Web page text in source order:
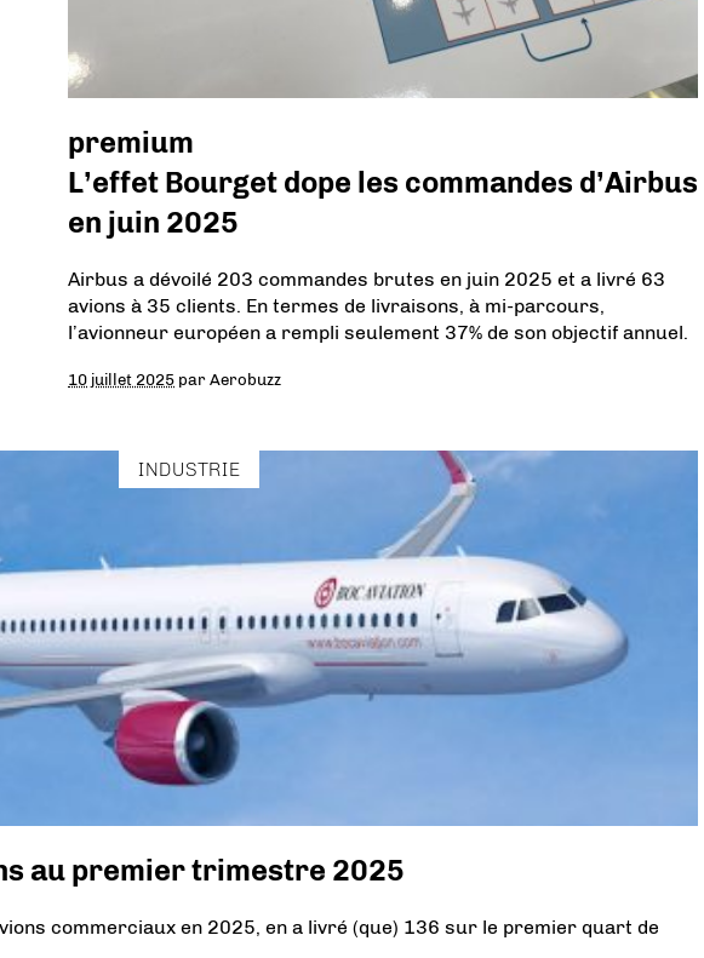
premium
L’effet Bourget dope les commandes d’Airbus
en juin 2025
Airbus a dévoilé 203 commandes brutes en juin 2025 et a livré 63
avions à 35 clients. En termes de livraisons, à mi-parcours,
l’avionneur européen a rempli seulement 37% de son objectif annuel.
10 juillet 2025 parAerobuzz
INDUSTRIE
au premier trimestre 2025
commerciaux en 2025, en a livré (que) 136 sur le premier quart de